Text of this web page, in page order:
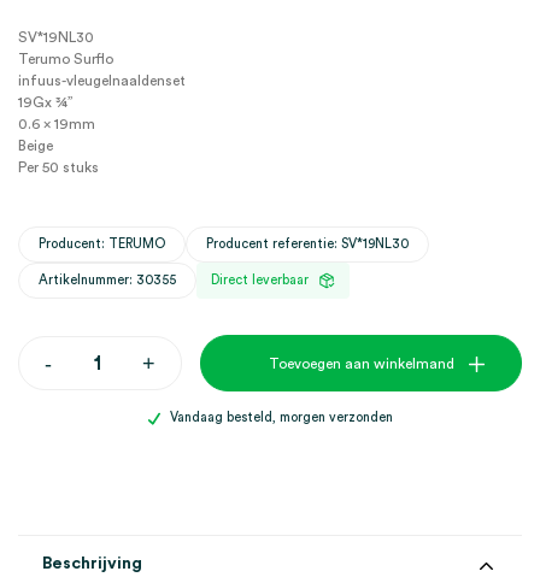
SV*19NL30
Terumo Surflo
infuus-vleugelnaaldenset
19Gx ¾”
0.6 x 19mm
Beige
Per 50 stuks
Producent: TERUMO Producent referentie: SV*19NL30
Artikelnummer: 30355 Direct leverbaar
-Terumo
vleugelnaaldenset,
(50)
+ Toevoegen aan winkelmand
Vandaag besteld, morgen verzonden
Beschrijving